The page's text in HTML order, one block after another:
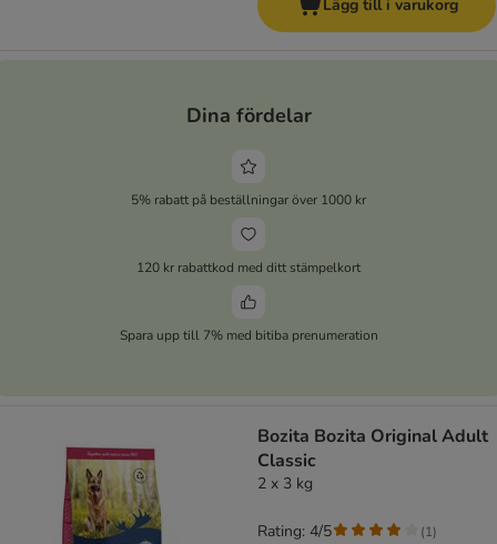
Lägg till i varukorg
Dina fördelar
5% rabatt på beställningar över 1000 kr
120 kr rabattkod med ditt stämpelkort
Spara upp till 7% med bitiba prenumeration
Bozita Bozita Original Adult
Classic
2 x 3 kg
Rating: 4/5 (1)